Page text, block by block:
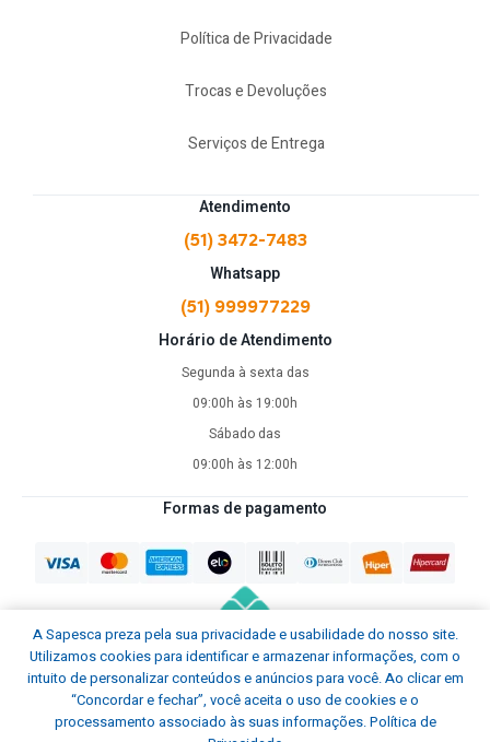
Atendimento
(51) 3472-7483
Whatsapp
(51) 999977229
Horário de Atendimento
Segunda à sexta das
09:00h às 19:00h
Sábado das
09:00h às 12:00h
Política de Privacidade
Trocas e Devoluções
Serviços de Entrega
Formas de pagamento
A Sapesca preza pela sua privacidade e usabilidade do nosso site.
Utilizamos cookies para identificar e armazenar informações, com o
intuito de personalizar conteúdos e anúncios para você. Ao clicar em
“Concordar e fechar”, você aceita o uso de cookies e o
processamento associado às suas informações.Política de